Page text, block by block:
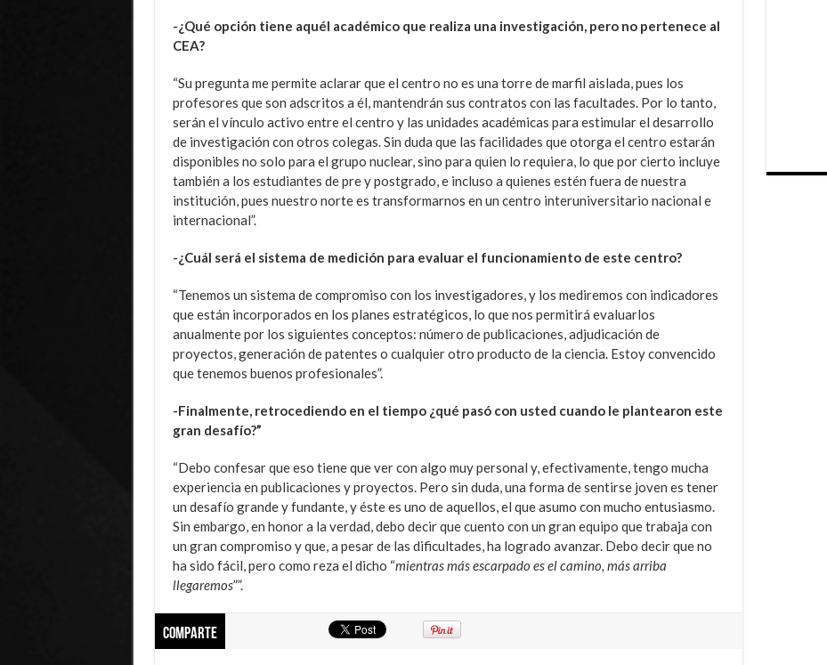
-¿Qué opción tiene aquél académico que realiza una investigación, pero no pertenece al
CEA?
“Su pregunta me permite aclarar que el centro no es una torre de marfil aislada, pues los
profesores que son adscritos a él, mantendrán sus contratos con las facultades. Por lo tanto,
serán el vínculo activo entre el centro y las unidades académicas para estimular el desarrollo
de investigación con otros colegas. Sin duda que las facilidades que otorga el centro estarán
disponibles no solo para el grupo nuclear, sino para quien lo requiera, lo que por cierto incluye
también a los estudiantes de pre y postgrado, e incluso a quienes estén fuera de nuestra
institución, pues nuestro norte es transformarnos en un centro interuniversitario nacional e
internacional”.
-¿Cuál será el sistema de medición para evaluar el funcionamiento de este centro?
“Tenemos un sistema de compromiso con los investigadores, y los mediremos con indicadores
que están incorporados en los planes estratégicos, lo que nos permitirá evaluarlos
anualmente por los siguientes conceptos: número de publicaciones, adjudicación de
proyectos, generación de patentes o cualquier otro producto de la ciencia. Estoy convencido
que tenemos buenos profesionales”.
-Finalmente, retrocediendo en el tiempo ¿qué pasó con usted cuando le plantearon este
gran desafío?”
“Debo confesar que eso tiene que ver con algo muy personal y, efectivamente, tengo mucha
experiencia en publicaciones y proyectos. Pero sin duda, una forma de sentirse joven es tener
un desafío grande y fundante, y éste es uno de aquellos, el que asumo con mucho entusiasmo.
Sin embargo, en honor a la verdad, debo decir que cuento con un gran equipo que trabaja con
un gran compromiso y que, a pesar de las dificultades, ha logrado avanzar. Debo decir que no
ha sido fácil, pero como reza el dicho “mientras más escarpado es el camino, más arriba
llegaremos””.
Comparte